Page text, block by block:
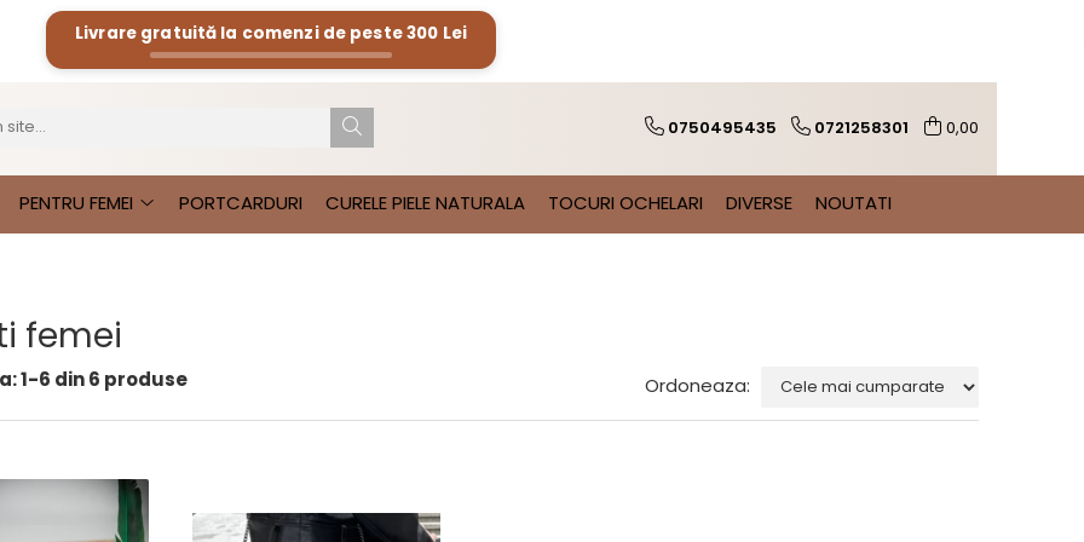
Livrare gratuită la comenzi de peste300 Lei
0750495435 0721258301 0,00
PENTRU FEMEI PORTCARDURI CURELE PIELE NATURALA TOCURI OCHELARI DIVERSE NOUTATI
femei
1-6 din6 produse Ordoneaza: